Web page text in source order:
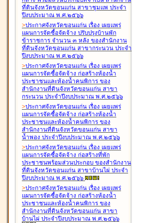
ที่ดินจังหวัดขอนแก่น สาขาชุมแพ ประจำ
ปีงบประมาณ พ.ศ.๒๕๖๖
>ประกาศจังหวัดขอนแก่น เรื่อง เผยแพร่
แผนการจัดซื้อจัดจ้าง ปรับปรุงบ้านพัก
ข้าราชการ จำนวน ๓ หลัง ของสำนักงาน
ที่ดินจังหวัดขอนแก่น สาขากระนวน ประจำ
ปีงบประมาณ พ.ศ.๒๕๖๖
>ประกาศจังหวัดขอนแก่น เรื่อง เผยแพร่
แผนการจัดซื้อจัดจ้าง ก่อสร้างห้องน้ำ
ประชาชนและห้องน้ำคนพิการ ของ
สำนักงานที่ดินจังหวัดขอนแก่น สาขา
กระนวน ประจำปีงบประมาณ พ.ศ.๒๕๖๖
>ประกาศจังหวัดขอนแก่น เรื่อง เผยแพร่
แผนการจัดซื้อจัดจ้าง ก่อสร้างห้องน้ำ
ประชาชนและห้องน้ำคนพิการ ของ
สำนักงานที่ดินจังหวัดขอนแก่น สาขา
น้ำพอง ประจำปีงบประมาณ พ.ศ.๒๕๖๖
>ประกาศจังหวัดขอนแก่น เรื่อง เผยแพร่
แผนการจัดซื้อจัดจ้าง ก่อสร้างที่พัก
ประชาชนพร้อมส่วนประกอบ ของสำนักงาน
ที่ดินจังหวัดขอนแก่น สาขาบ้านไผ่ ประจำ
ปีงบประมาณ พ.ศ.๒๕๖๖
>ประกาศจังหวัดขอนแก่น เรื่อง เผยแพร่
แผนการจัดซื้อจัดจ้าง ก่อสร้างห้องน้ำ
ประชาชนและห้องน้ำคนพิการ ของ
สำนักงานที่ดินจังหวัดขอนแก่น สาขา
บ้านไผ่ ประจำปีงบประมาณ พ.ศ.๒๕๖๖